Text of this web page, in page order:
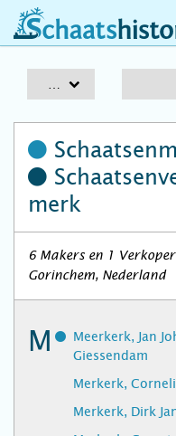
schaatshistorie.nl
merk
6 Makers en 1
Gorinchem, Nederland
M
Meerkerk, Jan
Giessendam
Merkerk,
Merkerk, Dirk